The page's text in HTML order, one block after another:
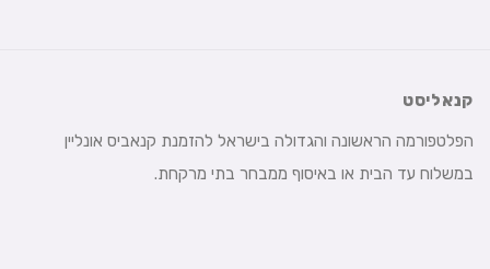
קנאליסט
הפלטפורמה הראשונה והגדולה בישראל להזמנת קנאביס אונליין
במשלוח עד הבית או באיסוף ממבחר בתי מרקחת.